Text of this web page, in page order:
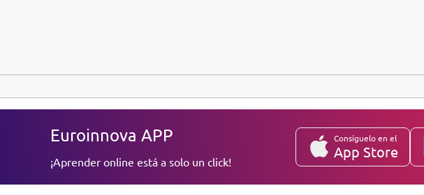
Euroinnova APP
¡Aprender online está a solo un click!
Consíguelo en el
App Store